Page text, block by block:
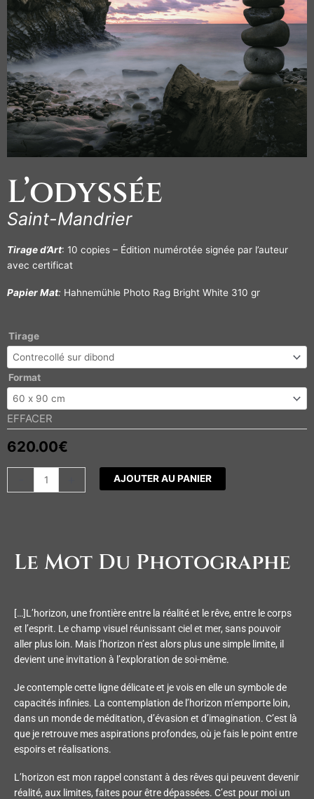
L’odyssée
Saint-Mandrier
Tirage d’Art: 10 copies – Édition numérotée signée par l’auteur
avec certificat
Papier Mat: Hahnemühle Photo Rag Bright White 310 gr
Tirage
Format
EFFACER
620.00€
quantité
de
L'odyssée
AJOUTER AU PANIER
Le Mot Du Photographe
[…]L’horizon, une frontière entre la réalité et le rêve, entre le corps
et l’esprit. Le champ visuel réunissant ciel et mer, sans pouvoir
aller plus loin. Mais l’horizon n’est alors plus une simple limite, il
devient une invitation à l’exploration de soi-même.
Je contemple cette ligne délicate et je vois en elle un symbole de
capacités infinies. La contemplation de l’horizon m’emporte loin,
dans un monde de méditation, d’évasion et d’imagination. C’est là
que je retrouve mes aspirations profondes, où je fais le point entre
espoirs et réalisations.
L’horizon est mon rappel constant à des rêves qui peuvent devenir
réalité, aux limites, faites pour être dépassées. C’est pour moi un